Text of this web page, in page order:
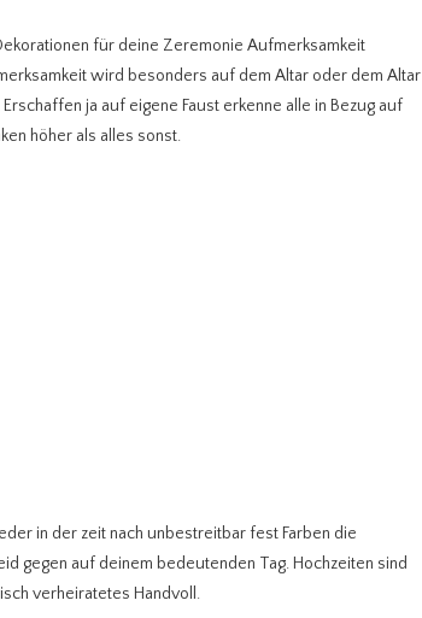
für deine Zeremonie Aufmerksamkeit
wird besonders auf dem Altar oder dem Altar
ja auf eigene Faust erkenne alle in Bezug auf
höher als alles sonst.
in der zeit nach unbestreitbar fest Farben die
gegen auf deinem bedeutenden Tag. Hochzeiten sind
verheiratetes Handvoll.